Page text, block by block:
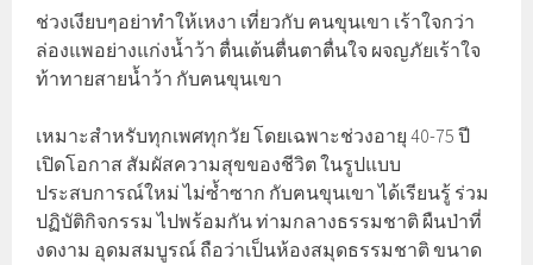
ช่วงเงียบๆอย่าทำให้เหงา เที่ยวกับ ฅนขุนเขา เร้าใจกว่า
ล่องแพอย่างแก่งน้ำว้า ตื่นเต้นตื่นตาตื่นใจ ผจญภัยเร้าใจ
ท้าทายสายน้ำว้า กับฅนขุนเขา
เหมาะสำหรับทุกเพศทุกวัย โดยเฉพาะช่วงอายุ 40-75 ปี
เปิดโอกาส สัมผัสความสุขของชีวิต ในรูปแบบ
ประสบการณ์ใหม่ ไม่ซ้ำซาก กับฅนขุนเขา ได้เรียนรู้ ร่วม
ปฏิบัติกิจกรรม ไปพร้อมกัน ท่ามกลางธรรมชาติ ผืนป่าที่
งดงาม อุดมสมบูรณ์ ถือว่าเป็นห้องสมุดธรรมชาติ ขนาด